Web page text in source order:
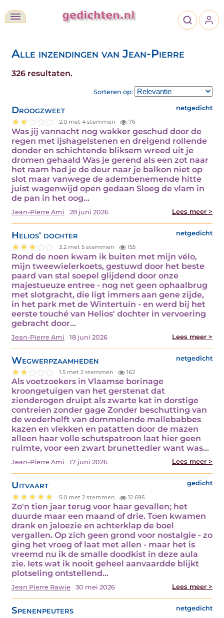
Alle inzendingen van Jean-Pierre
326 resultaten.
Sorteren op:
Droogzweet netgedicht
2.0 met 4 stemmen 76
Was jij vannacht nog wakker geschud door de
regen met ijshagelstenen en dreigend rollende
donder en schichtende bliksem wreed uit je
dromen gehaald Was je gerend als een zot naar
het raam had je de deur naar je balkon niet op
slot maar vanwege de adembenemende hitte
juist wagenwijd open gedaan Sloeg de vlam in
de pan in het oog…
Jean-Pierre Ami 28 juni 2026 Lees meer >
Helios' dochter netgedicht
3.2 met 5 stemmen 155
Rond de noen kwam ik buiten met mijn vélo,
mijn tweewielerkoets, gestuwd door het beste
paard van stal soepel glijdend door onze
majestueuze entree - nog net geen ophaalbrug
met slotgracht, die ligt immers aan gene zijde,
in het park met de Wintertuin - en werd bij het
eerste touché van Helios' dochter in vervoering
gebracht door…
Jean-Pierre Ami 18 juni 2026 Lees meer >
Wegwerpzaamheden netgedicht
1.5 met 2 stemmen 162
Als voetzoekers in Vlaamse borinage
kroongetuigen van het gerstenat dat
zienderogen druipt als zwarte kat in dorstige
contreien zonder gage Zonder beschutting van
de wederhelft van dommelende mallebabbes
kazen en vlekken en patatten door de mazen
alleen haar volle schutspatroon laat hier geen
ruimte, voor een zwart brunettedier want was…
Jean-Pierre Ami 17 juni 2026 Lees meer >
Uitvaart gedicht
5.0 met 2 stemmen 12.695
Zo'n tien jaar terug voor haar gevallen; het
duurde maar een maand of drie. Toen kwamen
drank en jaloezie en achterklap de boel
vergallen. Op zich geen grond voor nostalgie - zo
ging het vroeg of laat met allen - maar het is
vreemd nu ik de smalle doodkist in deze aula
zie. Iets wat ik nooit geheel aanvaardde blijkt
plotseling ontstellend…
Jean Pierre Rawie 30 mei 2026 Lees meer >
Spenenpeuters netgedicht